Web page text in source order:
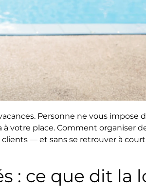
Personne ne vous impose
à votre place. Comment organiser
— et sans se retrouver à
: ce que dit la